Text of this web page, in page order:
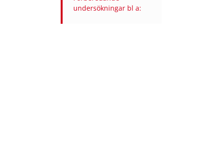
undersökningar bl a: